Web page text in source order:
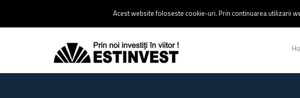
0237 238 900 |Email :contact@estinvest.ro
Acest website foloseste cookie-uri. Prin continuarea utilizarii